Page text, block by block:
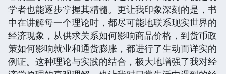
学者也能逐步掌握其精髓。更让我印象深刻的是，书
中在讲解每一个理论时，都尽可能地联系现实世界的
经济现象，从供求关系如何影响商品价格，到货币政
策如何影响就业和通货膨胀，都进行了生动而详实的
例证。这种理论与实践的结合，极大地增强了我对经